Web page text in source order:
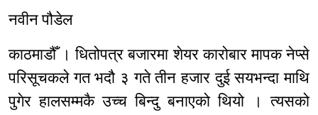
नवीन पौडेल
काठमाडौँ । धितोपत्र बजारमा शेयर कारोबार मापक नेप्से
परिसूचकले गत भदौ ३ गते तीन हजार दुई सयभन्दा माथि
पुगेर हालसम्मकै उच्च बिन्दु बनाएको थियो । त्यसको